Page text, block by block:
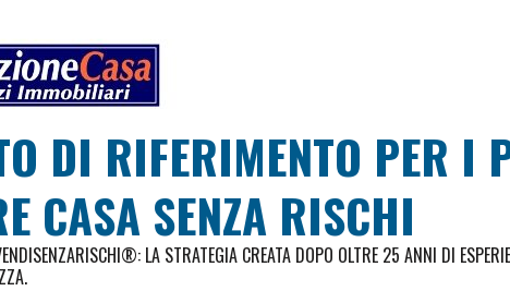
DI RIFERIMENTO PER I
CASA SENZA RISCHI
LA STRATEGIA CREATA DOPO OLTRE 25 ANNI DI